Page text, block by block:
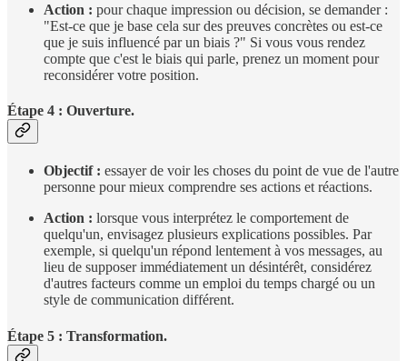
Action : pour chaque impression ou décision, se demander :
"Est-ce que je base cela sur des preuves concrètes ou est-ce
que je suis influencé par un biais ?" Si vous vous rendez
compte que c'est le biais qui parle, prenez un moment pour
reconsidérer votre position.
Étape 4 : Ouverture.
Objectif : essayer de voir les choses du point de vue de l'autre
personne pour mieux comprendre ses actions et réactions.
Action : lorsque vous interprétez le comportement de
quelqu'un, envisagez plusieurs explications possibles. Par
exemple, si quelqu'un répond lentement à vos messages, au
lieu de supposer immédiatement un désintérêt, considérez
d'autres facteurs comme un emploi du temps chargé ou un
style de communication différent.
Étape 5 : Transformation.